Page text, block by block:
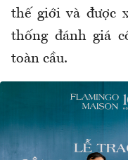
thế giới và được
thống đánh giá
toàn cầu.